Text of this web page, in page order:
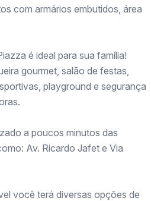
com armários embutidos, área
é ideal para sua família!
gourmet, salão de festas,
playground e segurança
a poucos minutos das
Av. Ricardo Jafet e Via
você terá diversas opções de